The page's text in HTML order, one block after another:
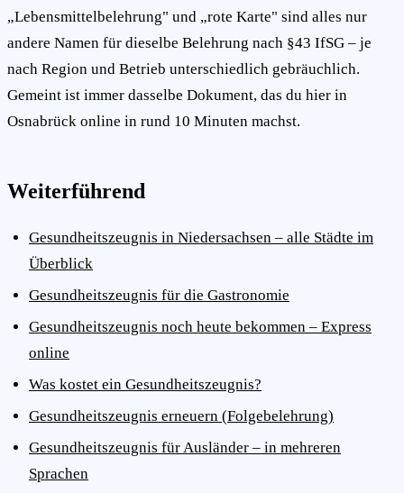
„Lebensmittelbelehrung" und „rote Karte" sind alles nur
andere Namen für dieselbe Belehrung nach §43 IfSG – je
nach Region und Betrieb unterschiedlich gebräuchlich.
Gemeint ist immer dasselbe Dokument, das du hier in
Osnabrück online in rund 10 Minuten machst.
Weiterführend
Gesundheitszeugnis in Niedersachsen – alle Städte im
Überblick
Gesundheitszeugnis für die Gastronomie
Gesundheitszeugnis noch heute bekommen – Express
online
Was kostet ein Gesundheitszeugnis?
Gesundheitszeugnis erneuern (Folgebelehrung)
Gesundheitszeugnis für Ausländer – in mehreren
Sprachen